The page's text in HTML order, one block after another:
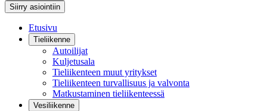
Siirry asiointiin
Etusivu
Tieliikenne
Autoilijat
Kuljetusala
Tieliikenteen muut yritykset
Tieliikenteen turvallisuus ja valvonta
Matkustaminen tieliikenteessä
Vesiliikenne